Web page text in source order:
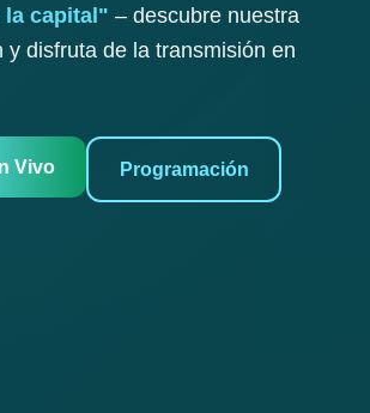
la capital" – descubre nuestra
y disfruta de la transmisión en
Vivo Programación